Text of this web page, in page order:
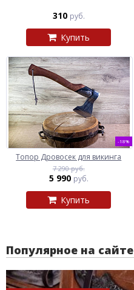
310 руб.
Купить
-18%
Топор Дровосек для викинга
7 290 руб.
5 990 руб.
Купить
Популярное на сайте